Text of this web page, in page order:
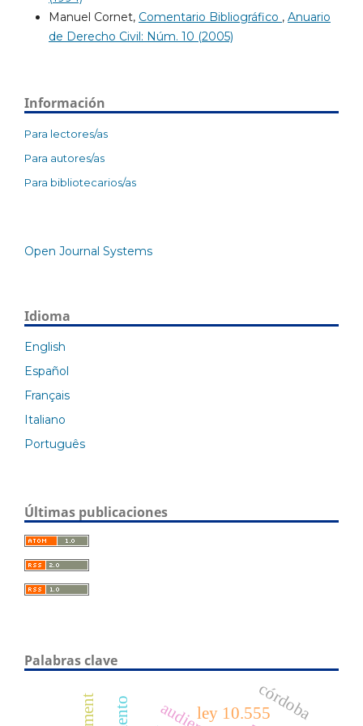
Manuel Cornet, Comentario Bibliográfico , Anuario
de Derecho Civil: Núm. 10 (2005)
Información
Para lectores/as
Para autores/as
Para bibliotecarios/as
Open Journal Systems
Idioma
English
Español
Français
Italiano
Português
Últimas publicaciones
Palabras clave
ley 10.555córdoba